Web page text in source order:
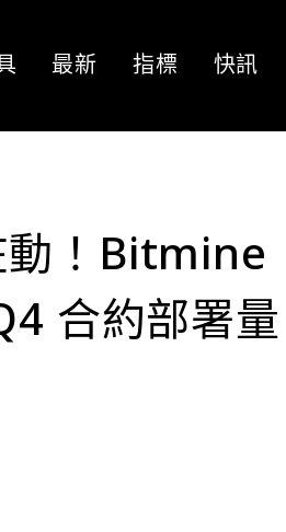
最新 指標 快訊
動！Bitmine
合約部署量